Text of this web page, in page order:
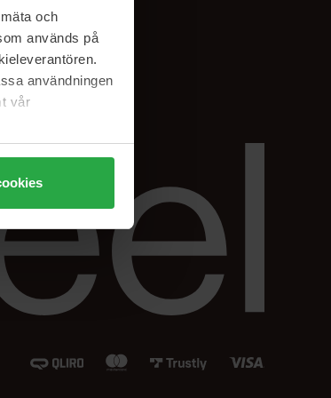
och
används på
användningen
vår
Facebook
LinkedIn